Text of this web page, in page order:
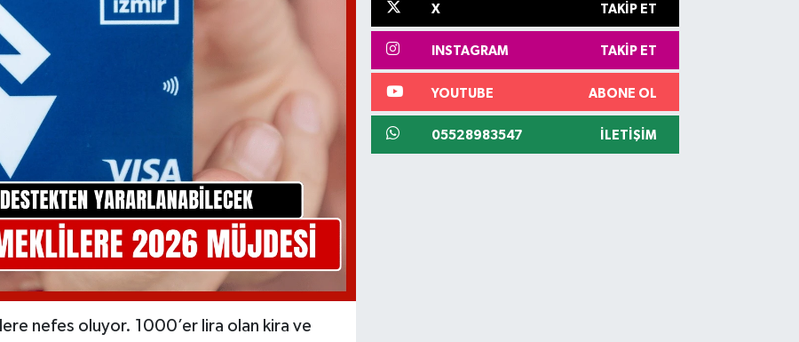
nefes oluyor. 1000’er lira olan kira ve
X TAKIP ET
INSTAGRAM TAKIP ET
YOUTUBE ABONE OL
05528983547 İLETIŞIM